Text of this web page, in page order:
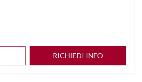
RICHIEDI INFO